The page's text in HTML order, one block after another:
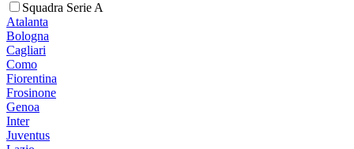
Squadra Serie A
Atalanta
Bologna
Cagliari
Como
Fiorentina
Frosinone
Genoa
Inter
Juventus